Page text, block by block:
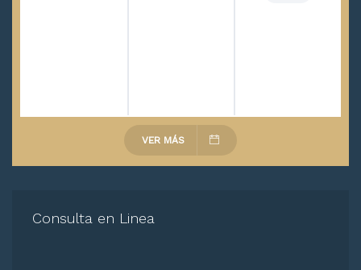
VER MÁS
Consulta en Linea